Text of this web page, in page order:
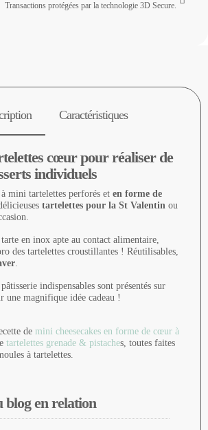
Transactions protégées par la technologie 3D Secure.
Caractéristiques
cœur pour réaliser de
individuels
à mini tartelettes perforés et en forme de
tartelettes pour la St Valentin ou
en inox apte au contact alimentaire,
des tartelettes croustillantes ! Réutilisables,
indispensables sont présentés sur
une magnifique idée cadeau !
de mini cheesecakes en forme de cœur à
tartelettes grenade & pistaches, toutes faites
à tartelettes.
blog en relation